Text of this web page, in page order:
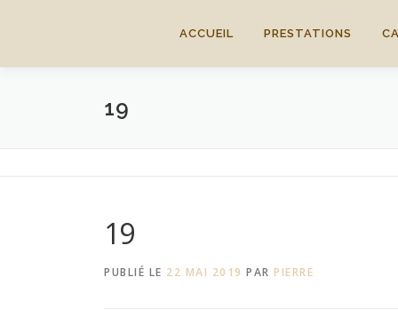
ACCUEIL PRESTATIONS
19
19
PUBLIÉ LE 22 MAI 2019 PAR PIERRE